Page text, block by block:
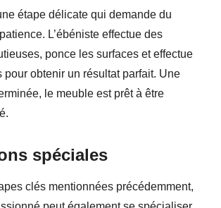
étape délicate qui demande du
L’ébéniste effectue des
ponce les surfaces et effectue
pour obtenir un résultat parfait. Une
le meuble est prêt à être
spéciales
clés mentionnées précédemment,